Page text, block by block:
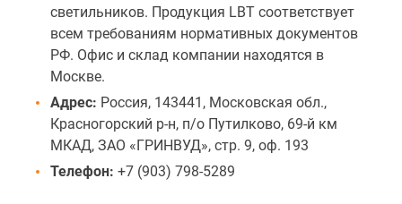
светильников. Продукция LBT соответствует
всем требованиям нормативных документов
РФ. Офис и склад компании находятся в
Москве.
Адрес: Россия, 143441, Московская обл.,
Красногорский р-н, п/о Путилково, 69-й км
МКАД, ЗАО «ГРИНВУД», стр. 9, оф. 193
Телефон: +7 (903) 798-5289